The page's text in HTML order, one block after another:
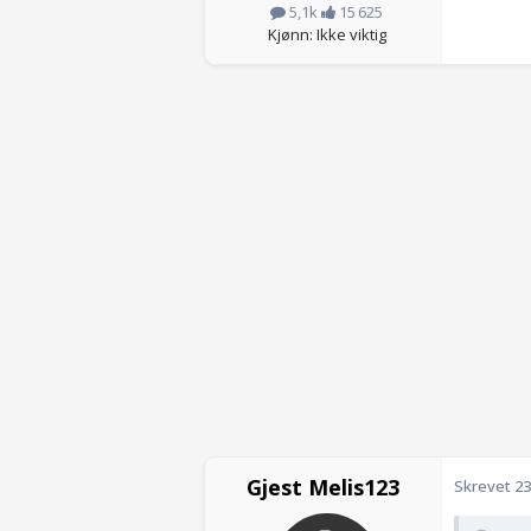
5,1k
15 625
Kjønn: Ikke viktig
Gjest Melis123 Skrevet